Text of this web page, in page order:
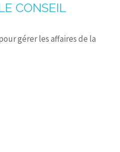
CONSEIL
gérer les affaires de la